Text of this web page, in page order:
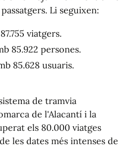
Li seguixen:
viatgers.
85.922 persones.
85.628 usuaris.
de tramvia
de l'Alacantí i la
els 80.000 viatges
les dates més intenses de